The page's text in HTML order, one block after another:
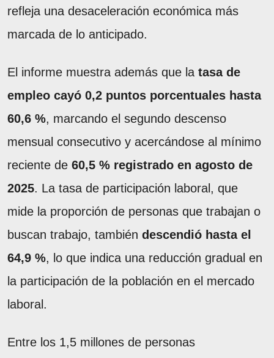
refleja una desaceleración económica más
marcada de lo anticipado.
El informe muestra además que la tasa de
empleo cayó 0,2 puntos porcentuales hasta
60,6 %, marcando el segundo descenso
mensual consecutivo y acercándose al mínimo
reciente de 60,5 % registrado en agosto de
2025. La tasa de participación laboral, que
mide la proporción de personas que trabajan o
buscan trabajo, también descendió hasta el
64,9 %, lo que indica una reducción gradual en
la participación de la población en el mercado
laboral.
Entre los 1,5 millones de personas